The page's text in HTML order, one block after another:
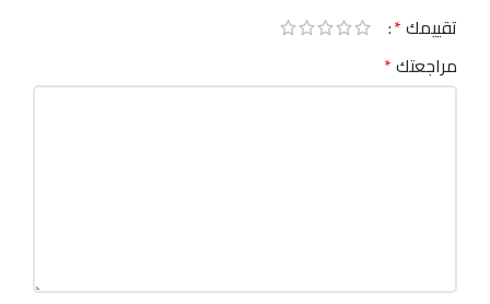
تقييمك*
مراجعتك*